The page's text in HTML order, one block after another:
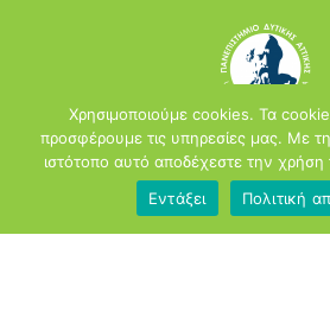
e
r
Χρησιμοποιούμε cookies. Τα
προσφέρουμε τις υπηρεσίες μας. Με
ιστότοπο αυτό αποδέχεστε την
Εντάξει
Πολιτική